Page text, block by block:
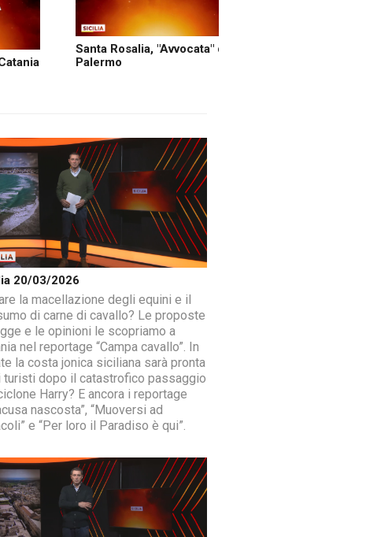
Santa Rosalia, "Avvocata" di
Palermo
20/03/2026
la macellazione degli equini e il
di carne di cavallo? Le proposte
e le opinioni le scopriamo a
nel reportage “Campa cavallo”. In
la costa jonica siciliana sarà pronta
turisti dopo il catastrofico passaggio
Harry? E ancora i reportage
nascosta”, “Muoversi ad
e “Per loro il Paradiso è qui”.